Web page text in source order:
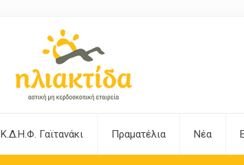
Κ.Δ.Η.Φ. Γαϊτανάκι Πραματέλια Νέα